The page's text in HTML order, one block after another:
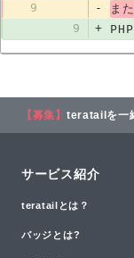
9
- また
9
+
【募集】 teratailを一
サービス紹介
teratailとは？
バッジとは?